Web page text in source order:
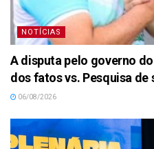
NOTÍCIAS
A disputa pelo governo
dos fatos vs. Pesquisa de
06/08/2026